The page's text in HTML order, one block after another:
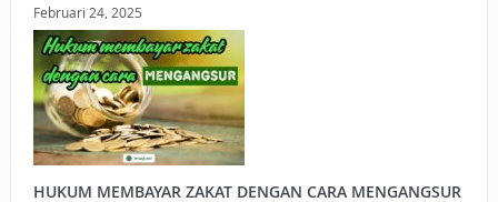
Februari 24, 2025
HUKUM MEMBAYAR ZAKAT DENGAN CARA MENGANGSUR